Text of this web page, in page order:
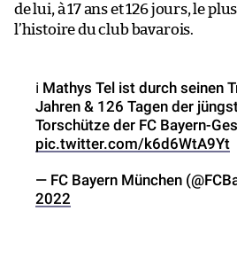
de lui, à 17 ans et 126 jours, le
l’histoire du club bavarois.
ℹ️ Mathys Tel ist durch seinen
Jahren & 126 Tagen der
Torschütze der FC Bayern-
pic.twitter.com/k6d6WtA9Yt
— FC Bayern München
2022